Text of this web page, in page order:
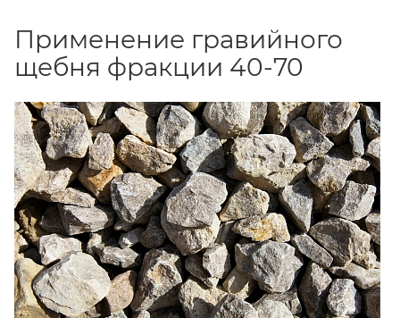
Применение гравийного
щебня фракции 40-70